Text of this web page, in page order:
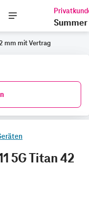
Cart
Summer
mm mit Vertrag
5G Titan 42